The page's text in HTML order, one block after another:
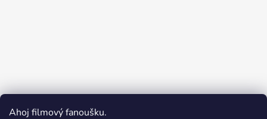
Ahoj filmový fanoušku.